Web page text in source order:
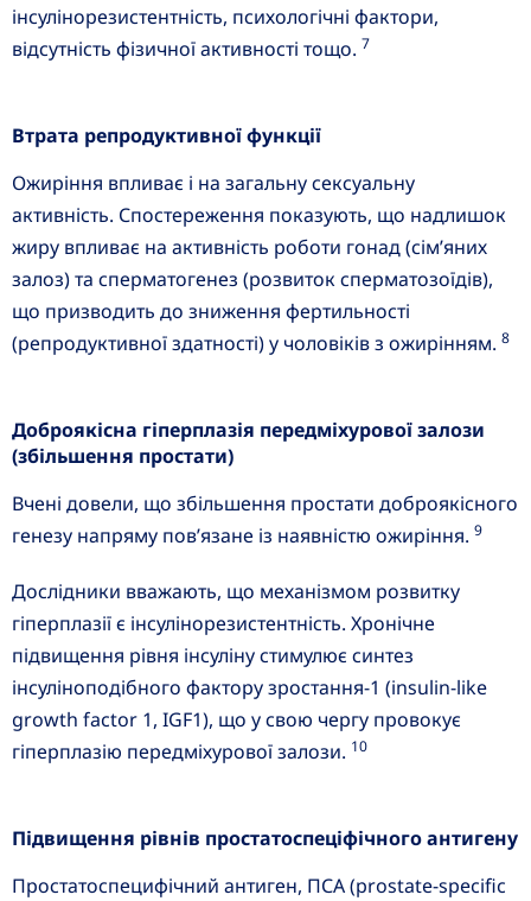
інсулінорезистентність, психологічні фактори,
відсутність фізичної активності тощо. 7
Втрата репродуктивної функції
Ожиріння впливає і на загальну сексуальну
активність. Спостереження показують, що надлишок
жиру впливає на активність роботи гонад (сім’яних
залоз) та сперматогенез (розвиток сперматозоїдів),
що призводить до зниження фертильності
(репродуктивної здатності) у чоловіків з ожирінням. 8
Доброякісна гіперплазія передміхурової залози
(збільшення простати)
Вчені довели, що збільшення простати доброякісного
генезу напряму пов’язане із наявністю ожиріння. 9
Дослідники вважають, що механізмом розвитку
гіперплазії є інсулінорезистентність. Хронічне
підвищення рівня інсуліну стимулює синтез
інсуліноподібного фактору зростання-1 (insulin-like
growth factor 1, IGF1), що у свою чергу провокує
гіперплазію передміхурової залози. 10
Підвищення рівнів простатоспеціфічного антигену
Простатоспецифічний антиген, ПСА (prostate-specific